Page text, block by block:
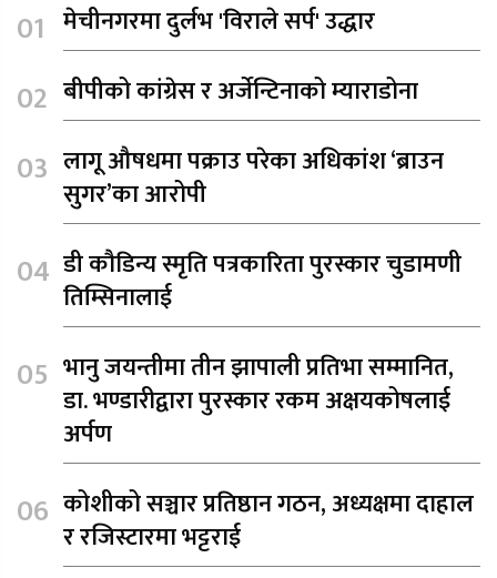
मेचीनगरमा दुर्लभ 'विराले सर्प' उद्धार
बीपीको कांग्रेस र अर्जेन्टिनाको म्याराडोना
लागू औषधमा पक्राउ परेका अधिकांश ‘ब्राउन
सुगर’का आरोपी
डी कौडिन्य स्मृति पत्रकारिता पुरस्कार चुडामणी
तिम्सिनालाई
भानु जयन्तीमा तीन झापाली प्रतिभा सम्मानित,
डा. भण्डारीद्वारा पुरस्कार रकम अक्षयकोषलाई
अर्पण
कोशीको सञ्चार प्रतिष्ठान गठन, अध्यक्षमा दाहाल
र रजिस्टारमा भट्टराई